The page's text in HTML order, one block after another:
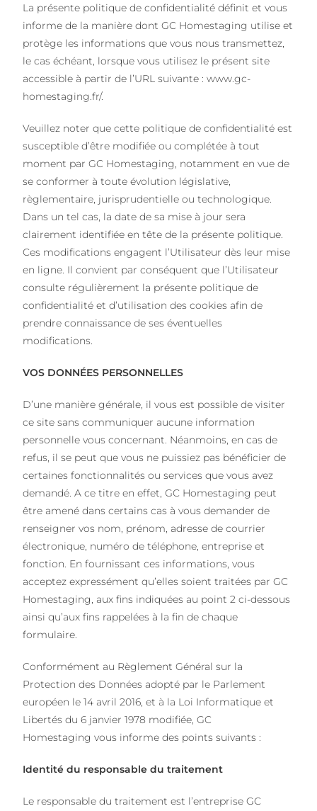
La présente politique de confidentialité définit et vous
informe de la manière dont GC Homestaging utilise et
protège les informations que vous nous transmettez,
le cas échéant, lorsque vous utilisez le présent site
accessible à partir de l’URL suivante : www.gc-
homestaging.fr/.
Veuillez noter que cette politique de confidentialité est
susceptible d’être modifiée ou complétée à tout
moment par GC Homestaging, notamment en vue de
se conformer à toute évolution législative,
règlementaire, jurisprudentielle ou technologique.
Dans un tel cas, la date de sa mise à jour sera
clairement identifiée en tête de la présente politique.
Ces modifications engagent l’Utilisateur dès leur mise
en ligne. Il convient par conséquent que l’Utilisateur
consulte régulièrement la présente politique de
confidentialité et d’utilisation des cookies afin de
prendre connaissance de ses éventuelles
modifications.
VOS DONNÉES PERSONNELLES
D’une manière générale, il vous est possible de visiter
ce site sans communiquer aucune information
personnelle vous concernant. Néanmoins, en cas de
refus, il se peut que vous ne puissiez pas bénéficier de
certaines fonctionnalités ou services que vous avez
demandé. A ce titre en effet, GC Homestaging peut
être amené dans certains cas à vous demander de
renseigner vos nom, prénom, adresse de courrier
électronique, numéro de téléphone, entreprise et
fonction. En fournissant ces informations, vous
acceptez expressément qu’elles soient traitées par GC
Homestaging, aux fins indiquées au point 2 ci-dessous
ainsi qu’aux fins rappelées à la fin de chaque
formulaire.
Conformément au Règlement Général sur la
Protection des Données adopté par le Parlement
européen le 14 avril 2016, et à la Loi Informatique et
Libertés du 6 janvier 1978 modifiée, GC
Homestaging vous informe des points suivants :
Identité du responsable du traitement
Le responsable du traitement est l’entreprise GC